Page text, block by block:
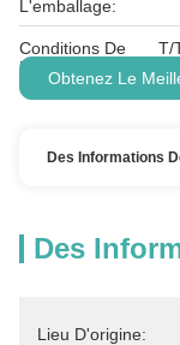
L'emballage:
Conditions De
Paiement:
T/
Obtenez Le
Des Informations
Des
Lieu D'origine: